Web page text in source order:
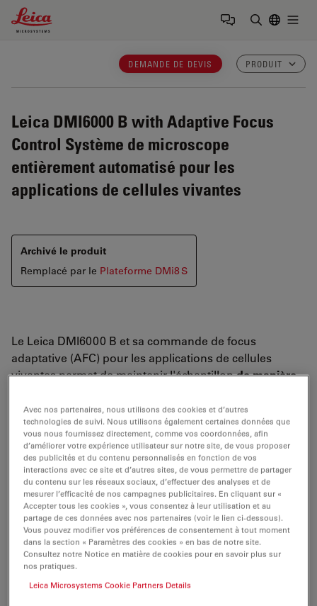
Leica Microsystems Logo
DEMANDE DE DEVIS PRODUIT
Leica DMI6000 B with Adaptive Focus
Control Système de microscope
entièrement automatisé pour les
applications de cellules vivantes
Archivé le produit
Remplacé par le Plateforme DMi8 S
Le Leica DMI6000 B et sa commande de focus
adaptative (AFC) pour les applications de cellules
vivantes permet de maintenir l'échantillonde manière
environnementales difficiles.
L'AFC entièrement automatiséeest l'outil idéal pour
desenregistrements Time lapse à long terme et
rapidesdans le cadre d'expériences à multi-
positionnement, Z-stacking et multifluorescence.
Le système présente unmode de fonctionnement
autonomeet s'intègre facilement dans tout type de
workflow de logiciel. Il offre la possibilité de combiner
l'AFC avec un autofocus numérique rapide permettant
s'adapter de manière dynamique
Avec nos partenaires, nous utilisons des cookies et d’autres
technologies de suivi. Nous utilisons également certaines données que
vous nous fournissez directement, comme vos coordonnées, afin
d’améliorer votre expérience utilisateur sur notre site, de vous proposer
des publicités et du contenu personnalisés en fonction de vos
interactions avec ce site et d’autres sites, de vous permettre de partager
du contenu sur les réseaux sociaux, d’effectuer des analyses et de
mesurer l’efficacité de nos campagnes publicitaires. En cliquant sur «
Accepter tous les cookies », vous consentez à leur utilisation et au
partage de ces données avec nos partenaires (voir le lien ci-dessous).
Vous pouvez modifier vos préférences de consentement à tout moment
dans la section « Paramètres des cookies » en bas de notre site.
Consultez notre Notice en matière de cookies pour en savoir plus sur
nos pratiques.
Leica Microsystems Cookie Partners Details